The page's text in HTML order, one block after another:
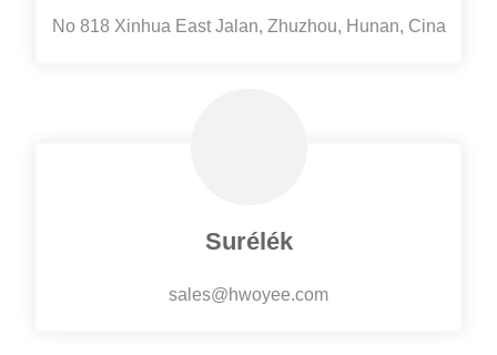
No 818 Xinhua East Jalan, Zhuzhou, Hunan, Cina
Surélék
sales@hwoyee.com